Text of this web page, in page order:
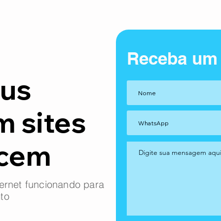
sites
funcionando para
Receba